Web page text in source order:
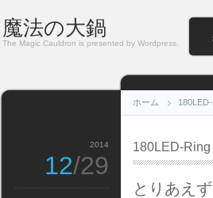
魔法の大鍋
The Magic Cauldron is presented by Wordpress.
ホーム
180LED-Ring
とりあえ
2014
12/29